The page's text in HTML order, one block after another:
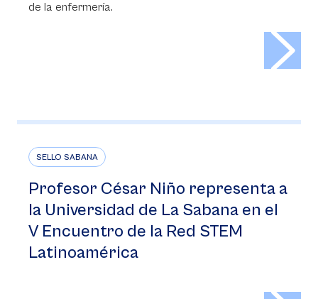
de la enfermería.
SELLO SABANA
Profesor César Niño representa a
la Universidad de La Sabana en el
V Encuentro de la Red STEM
Latinoamérica